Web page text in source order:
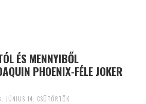
ÉS MENNYIBŐL
PHOENIX-FÉLE JOKER
JÚNIUS 14. CSÜTÖRTÖK